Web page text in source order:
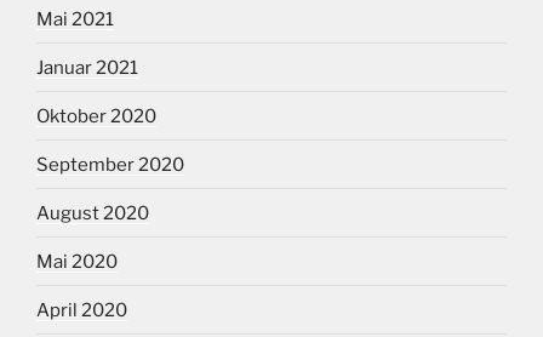
Mai 2021
Januar 2021
Oktober 2020
September 2020
August 2020
Mai 2020
April 2020